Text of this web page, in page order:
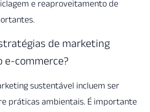
e reaproveitamento de
de marketing
e-commerce?
sustentável incluem ser
práticas ambientais. É importante